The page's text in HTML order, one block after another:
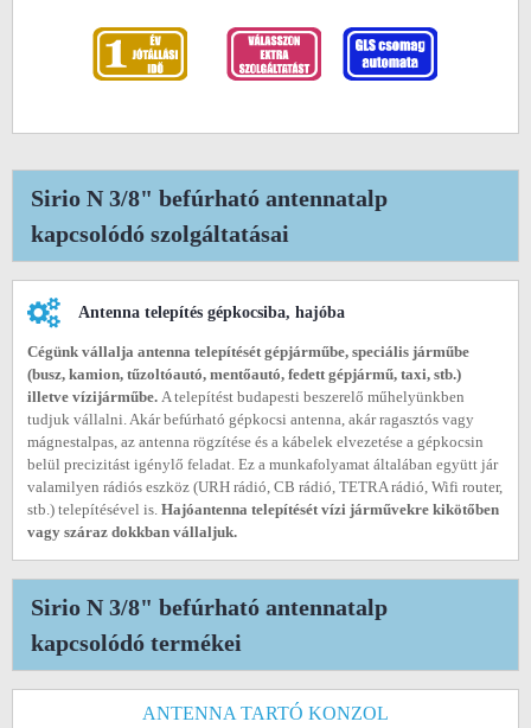
Sirio N 3/8" befúrható antennatalp
kapcsolódó szolgáltatásai
Antenna telepítés gépkocsiba, hajóba
Cégünk vállalja antenna telepítését gépjárműbe, speciális járműbe
(busz, kamion, tűzoltóautó, mentőautó, fedett gépjármű, taxi, stb.)
illetve vízijárműbe. A telepítést budapesti beszerelő műhelyünkben
tudjuk vállalni. Akár befúrható gépkocsi antenna, akár ragasztós vagy
mágnestalpas, az antenna rögzítése és a kábelek elvezetése a gépkocsin
belül precizitást igénylő feladat. Ez a munkafolyamat általában együtt jár
valamilyen rádiós eszköz (URH rádió, CB rádió, TETRA rádió, Wifi router,
stb.) telepítésével is. Hajóantenna telepítését vízi járművekre kikötőben
vagy száraz dokkban vállaljuk.
Sirio N 3/8" befúrható antennatalp
kapcsolódó termékei
ANTENNA TARTÓ KONZOL